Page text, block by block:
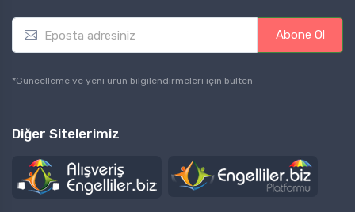
E
a
l
Abone Ol
*Güncelleme ve yeni ürün bilgilendirmeleri için bülten
Diğer Sitelerimiz